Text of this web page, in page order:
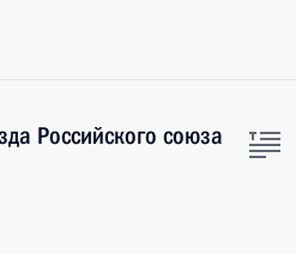
Российского союза